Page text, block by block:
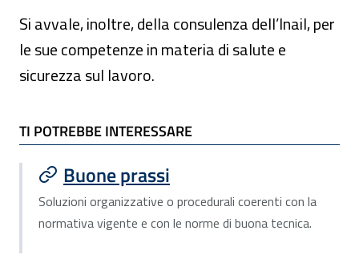
Si avvale, inoltre, della consulenza dell’Inail, per
le sue competenze in materia di salute e
sicurezza sul lavoro.
TI POTREBBE INTERESSARE
TI POTREBBE INTERESSARE
Buone prassi
Soluzioni organizzative o procedurali coerenti con la
normativa vigente e con le norme di buona tecnica.